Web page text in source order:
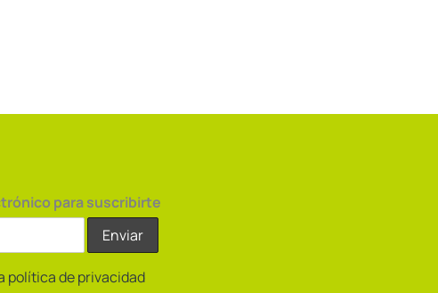
para suscribirte
política de privacidad